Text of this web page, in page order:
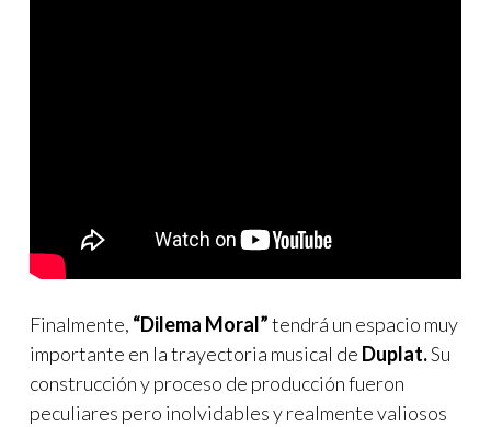
Finalmente, “Dilema Moral”tendrá un espacio muy
importante en la trayectoria musical de Duplat.Su
construcción y proceso de producción fueron
peculiares pero inolvidables y realmente valiosos